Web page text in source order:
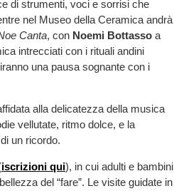
di strumenti, voci e sorrisi che
nel Museo della Ceramica andrà
Canta, con Noemi Bottasso a
intrecciati con i rituali andini
una pausa sognante con i
alla delicatezza della musica
vellutate, ritmo dolce, e la
un ricordo.
iscrizioni qui), in cui adulti e bambini
del “fare”. Le visite guidate in